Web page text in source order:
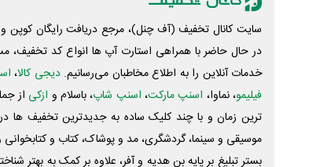
سایت کانال تخفیف (آف چنل)، مرجع دریافت رایگان کوپن
در حال حاضر با همراهی استارت آپ ها انواع کد تخفیف،
خدمات آنلاین را به اطلاع مخاطبان می‌رسانیم. دیجی کالا،
فیلیمو، نماوا، اسنپ مارکت، اسنپ شاپ، باسلام و ازکی از
ترین زمان و با چند کلیک ساده به جدیدترین تخفیف ها در
موسیقی و سینما، گردشگری، مد و پوشاک، کتاب و
بستر تبلیغ بر پایه بن هدیه و آفر، علاوه بر کمک به بهتر